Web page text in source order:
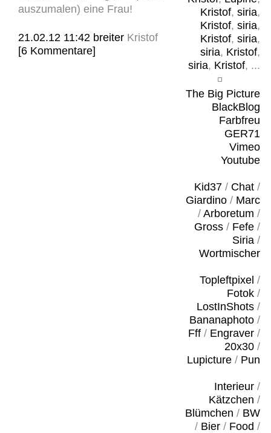
Kristof, siria,
Kristof, siria,
Kristof, siria,
siria, Kristof,
siria, Kristof, ...
The Big Picture
BlackBlog
Farbfreu
GER71
Vimeo
Youtube
Kid37/ Chat/
Giardino/ Marc
/ Arboretum /
Gross/ Fefe/
Siria/
Wortmischer
Topleftpixel /
Fotok/
LostInShots/
Bananaphoto/
Fff/ Engraver/
20x30/
Lupicture/ Pun
Interieur/
Kätzchen /
Blümchen / BW
/ Bier/ Food /
auszumalen) eine Frau!
21.02.12 11:42 breiter Kristof
[6 Kommentare]